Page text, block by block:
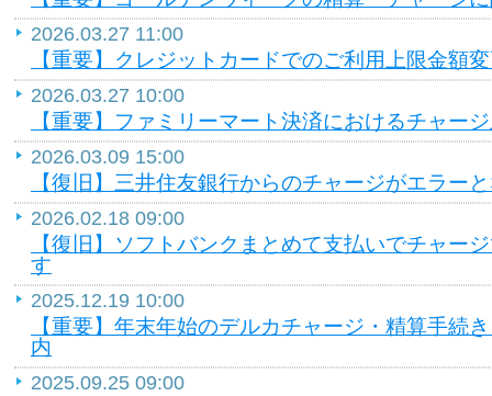
2026.03.27 11:00
【重要】クレジットカードでのご利用上限金額
2026.03.27 10:00
【重要】ファミリーマート決済におけるチャー
2026.03.09 15:00
【復旧】三井住友銀行からのチャージがエラー
2026.02.18 09:00
【復旧】ソフトバンクまとめて支払いでチャー
す
2025.12.19 10:00
【重要】年末年始のデルカチャージ・精算手続
内
2025.09.25 09:00